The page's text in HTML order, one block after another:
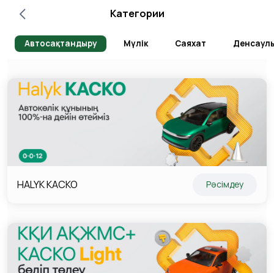
Категории
Автосақтандыру Мүлік Саяхат
HALYK КАСКО Рәсімдеу